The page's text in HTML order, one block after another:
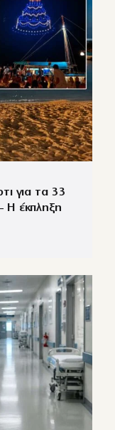
για τα 33
Η έκπληξη